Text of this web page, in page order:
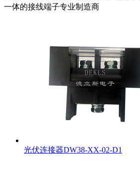
一体的接线端子专业制造商
光伏连接器DW38-XX-02-D1